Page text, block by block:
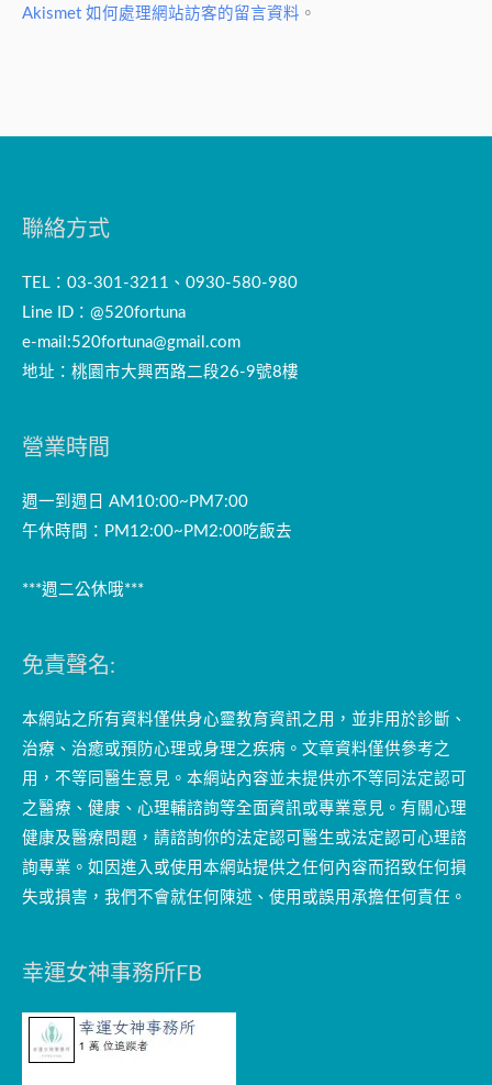
Akismet 如何處理網站訪客的留言資料 。
聯絡方式
TEL：03-301-3211、0930-580-980
Line ID：@520fortuna
e-mail:520fortuna@gmail.com
地址：桃園市大興西路二段26-9號8樓
營業時間
週一到週日 AM10:00~PM7:00
午休時間：PM12:00~PM2:00吃飯去
***週二公休哦***
免責聲名:
本網站之所有資料僅供身心靈教育資訊之用，並非用於診斷、
治療、治癒或預防心理或身理之疾病。文章資料僅供參考之
用，不等同醫生意見。本網站內容並未提供亦不等同法定認可
之醫療、健康、心理輔諮詢等全面資訊或專業意見。有關心理
健康及醫療問題，請諮詢你的法定認可醫生或法定認可心理諮
詢專業。如因進入或使用本網站提供之任何內容而招致任何損
失或損害，我們不會就任何陳述、使用或誤用承擔任何責任。
幸運女神事務所FB